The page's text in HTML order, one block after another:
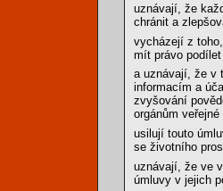
uznávají, že
chránit a
vycházejí z
mít právo
a uznávají, že v
informacím a
zvyšování
orgánům
usilují touto
se životního
uznávají, že ve
úmluvy v jejich